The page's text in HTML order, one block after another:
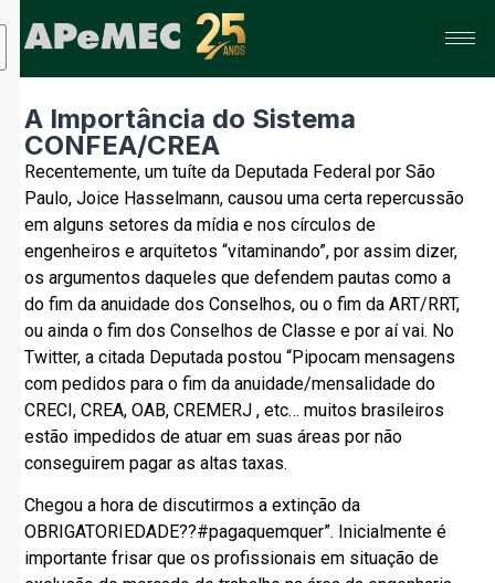
A Importância do Sistema
CONFEA/CREA
Recentemente, um tuíte da Deputada Federal por São
Paulo, Joice Hasselmann, causou uma certa repercussão
em alguns setores da mídia e nos círculos de
engenheiros e arquitetos “vitaminando”, por assim dizer,
os argumentos daqueles que defendem pautas como a
do fim da anuidade dos Conselhos, ou o fim da ART/RRT,
ou ainda o fim dos Conselhos de Classe e por aí vai. No
Twitter, a citada Deputada postou “Pipocam mensagens
com pedidos para o fim da anuidade/mensalidade do
CRECI, CREA, OAB, CREMERJ , etc… muitos brasileiros
estão impedidos de atuar em suas áreas por não
conseguirem pagar as altas taxas.
Chegou a hora de discutirmos a extinção da
OBRIGATORIEDADE??#pagaquemquer”. Inicialmente é
importante frisar que os profissionais em situação de